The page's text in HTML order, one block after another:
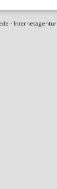
- Internetagentur